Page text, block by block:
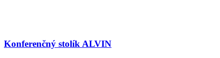
Konferenčný stolík ALVIN